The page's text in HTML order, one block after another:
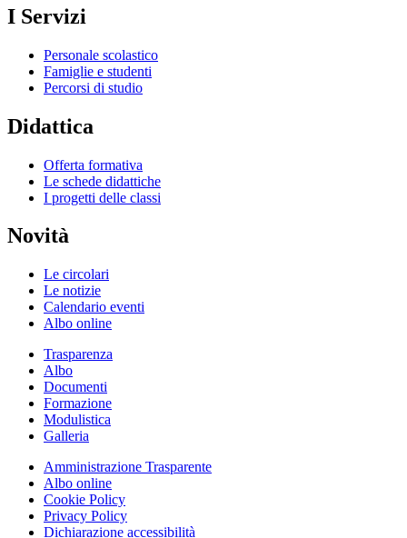
I Servizi
Personale scolastico
Famiglie e studenti
Percorsi di studio
Didattica
Offerta formativa
Le schede didattiche
I progetti delle classi
Novità
Le circolari
Le notizie
Calendario eventi
Albo online
Trasparenza
Albo
Documenti
Formazione
Modulistica
Galleria
Amministrazione Trasparente
Albo online
Cookie Policy
Privacy Policy
Dichiarazione accessibilità